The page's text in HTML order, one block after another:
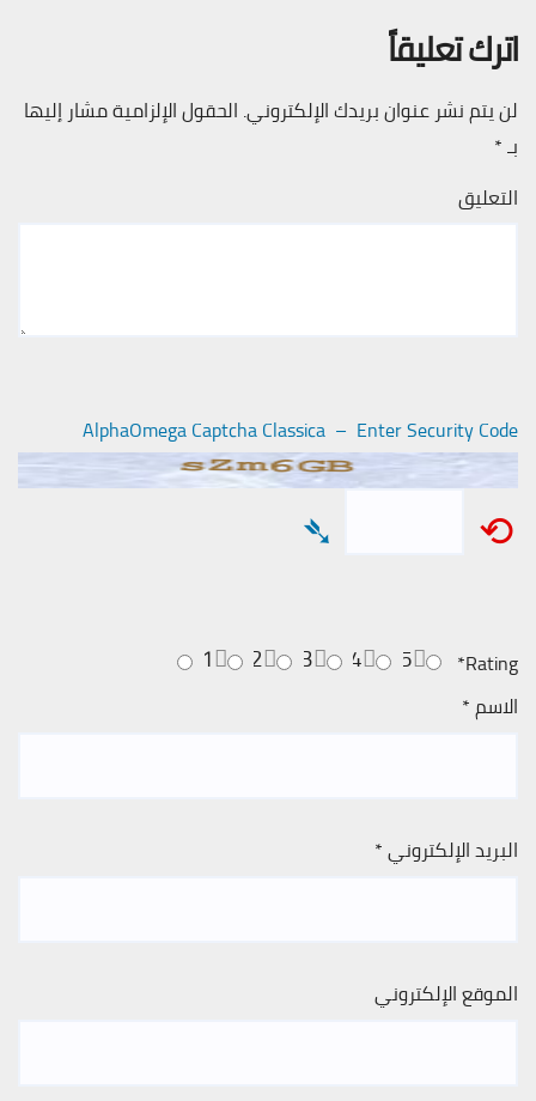
اترك تعليقاً
لن يتم نشر عنوان بريدك الإلكتروني. الحقول الإلزامية مشار إليها
بـ*
التعليق
AlphaOmega Captcha Classica – Enter Security Code
⟲
➴
Rating
*
5
4
3
2
1
الاسم*
البريد الإلكتروني*
الموقع الإلكتروني